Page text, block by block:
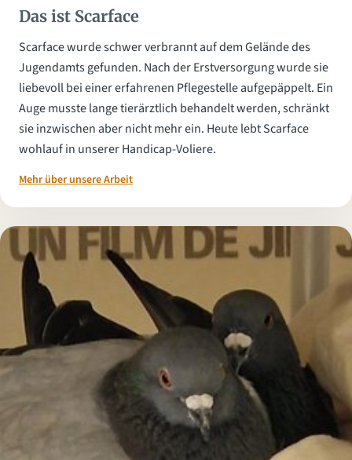
Das ist Scarface
Scarface wurde schwer verbrannt auf dem Gelände des
Jugendamts gefunden. Nach der Erstversorgung wurde sie
liebevoll bei einer erfahrenen Pflegestelle aufgepäppelt. Ein
Auge musste lange tierärztlich behandelt werden, schränkt
sie inzwischen aber nicht mehr ein. Heute lebt Scarface
wohlauf in unserer Handicap-Voliere.
Mehr über unsere Arbeit